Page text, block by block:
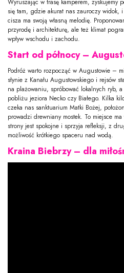
się tam, gdzie akurat nas zauroczy widok,
cisza ma swoją własną melodię.
przyrodę i architekturę, ale też klimat
wpływ wschodu i zachodu.
Start od północy –
Podróż warto rozpocząć w Augustowie –
słynie z Kanału Augustowskiego i rejsów
na plażowaniu, spróbować lokalnych ryb,
pobliżu jeziora Necko czy Białego. Kilka
czeka nas sanktuarium Matki Bożej,
prowadzi drewniany mostek. To miejsce
strony jest spokojne i sprzyja refleksji, z
możliwość krótkiego spaceru nad wodą.
Kraina Biebrzy – dla